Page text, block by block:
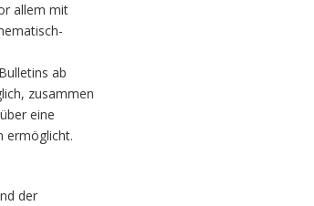
allem mit
ab
zusammen
eine
ermöglicht.
der